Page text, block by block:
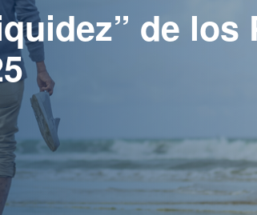
de los